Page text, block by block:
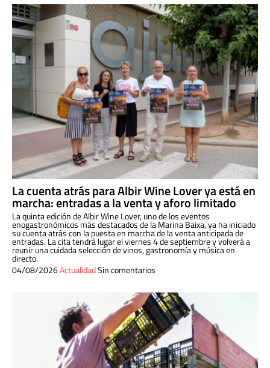
La cuenta atrás para Albir Wine Lover ya está en
marcha: entradas a la venta y aforo limitado
La quinta edición de Albir Wine Lover, uno de los eventos
enogastronómicos más destacados de la Marina Baixa, ya ha iniciado
su cuenta atrás con la puesta en marcha de la venta anticipada de
entradas. La cita tendrá lugar el viernes 4 de septiembre y volverá a
reunir una cuidada selección de vinos, gastronomía y música en
directo.
04/08/2026ActualidadSin comentarios